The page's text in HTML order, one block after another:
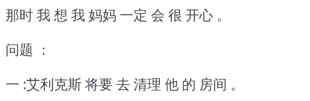
那时 我 想 我 妈妈 一定 会 很 开心 。
问题 ：
一 :艾利克斯 将要 去 清理 他 的 房间 。